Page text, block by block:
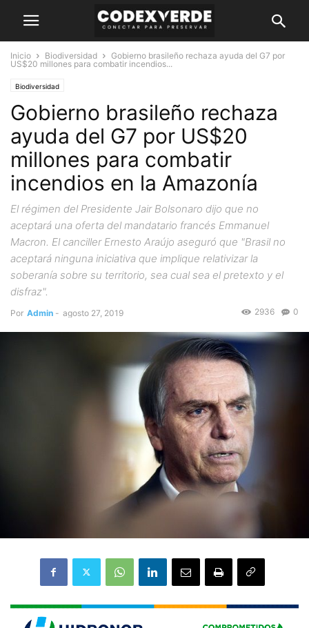
Inicio Biodiversidad
Gobierno brasileño rechaza ayuda del G7 por
US$20 millones para combatir incendios...
Biodiversidad
Gobierno brasileño rechaza
ayuda del G7 por US$20
millones para combatir
incendios en la Amazonía
El régimen del Presidente Jair Bolsonaro dijo que no
aceptará una oferta del mandatario francés Emmanuel
Macron. El canciller Ernesto Araújo aseguró que "Brasil no
aceptará ninguna iniciativa que implique relativizar la
soberanía sobre su territorio, sea cual sea el pretexto y el
disfraz".
Por Admin - agosto 27, 2019 0
2936